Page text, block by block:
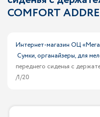
COMFORT
Интернет-магазин ОЦ
Сумки, органайзеры, для
переднего сиденья с
/1/20